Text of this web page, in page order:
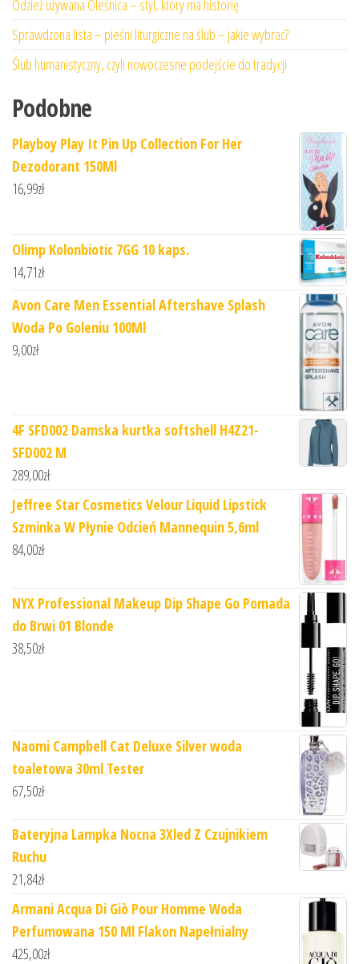
Odzież używana Oleśnica – styl, który ma historię
Sprawdzona lista – pieśni liturgiczne na ślub – jakie wybrać?
Ślub humanistyczny, czyli nowoczesne podejście do tradycji
Podobne
Playboy Play It Pin Up Collection For Her
Dezodorant 150Ml
16,99zł
Olimp Kolonbiotic 7GG 10 kaps.
14,71zł
Avon Care Men Essential Aftershave Splash
Woda Po Goleniu 100Ml
9,00zł
4F SFD002 Damska kurtka softshell H4Z21-
SFD002 M
289,00zł
Jeffree Star Cosmetics Velour Liquid Lipstick
Szminka W Płynie Odcień Mannequin 5,6ml
84,00zł
NYX Professional Makeup Dip Shape Go Pomada
do Brwi 01 Blonde
38,50zł
Naomi Campbell Cat Deluxe Silver woda
toaletowa 30ml Tester
67,50zł
Bateryjna Lampka Nocna 3Xled Z Czujnikiem
Ruchu
21,84zł
Armani Acqua Di Giò Pour Homme Woda
Perfumowana 150 Ml Flakon Napełnialny
425,00zł